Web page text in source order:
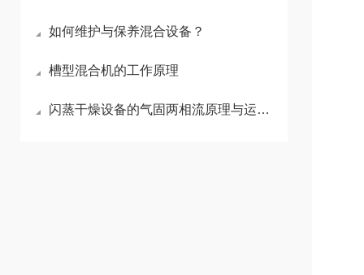
如何维护与保养混合设备？
槽型混合机的工作原理
闪蒸干燥设备的气固两相流原理与运行参数调节